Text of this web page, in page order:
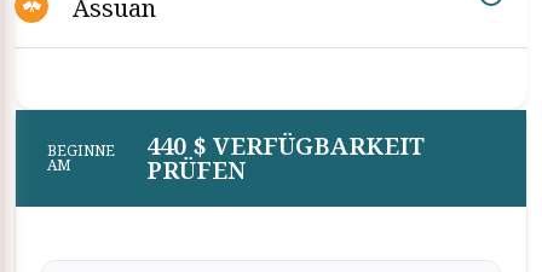
Assuan
BEGINNE
AM
440 $ VERFÜGBARKEIT
PRÜFEN